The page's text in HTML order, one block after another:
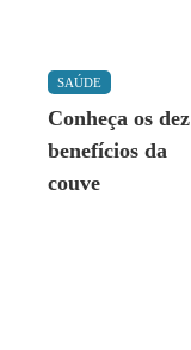
SAÚDE
Conheça os dez
benefícios da
couve